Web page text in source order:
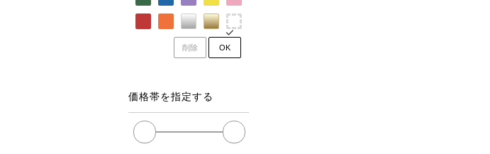
削除 OK
価格帯を指定する